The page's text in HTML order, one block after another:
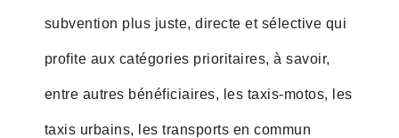
subvention plus juste, directe et sélective qui
profite aux catégories prioritaires, à savoir,
entre autres bénéficiaires, les taxis-motos, les
taxis urbains, les transports en commun